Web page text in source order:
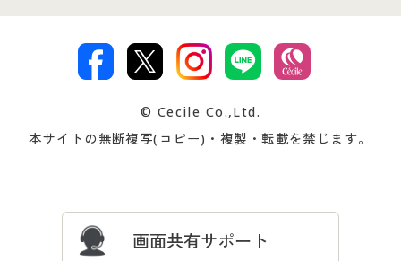
著作権・商標について 会社案内
プレゼント＆キャンペーン サイトマップ
交換・返品は お支払は
ついて
忘れの場合
© Cecile Co.,Ltd.
本サイトの無断複写(コピー)・複製・転載を禁じます。
画面共有サポート